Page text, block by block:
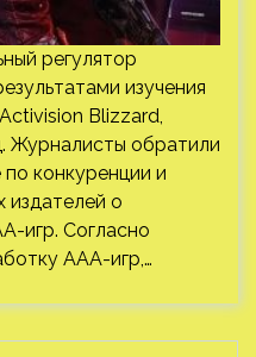
регулятор
изучения
Blizzard,
Журналисты обратили
конкуренции и
о
игр. Согласно
ААА-игр,…